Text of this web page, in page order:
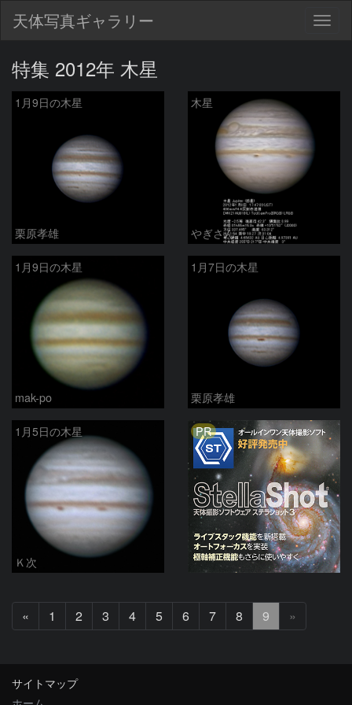
天体写真ギャラリー
特集 2012年 木星
1月9日の木星
栗原孝雄
木星
やぎさん
1月9日の木星
mak-po
1月7日の木星
栗原孝雄
1月5日の木星
Ｋ次
PR
«
へ
1 2 3 4 5 6 7 8 9 »
サイトマップ